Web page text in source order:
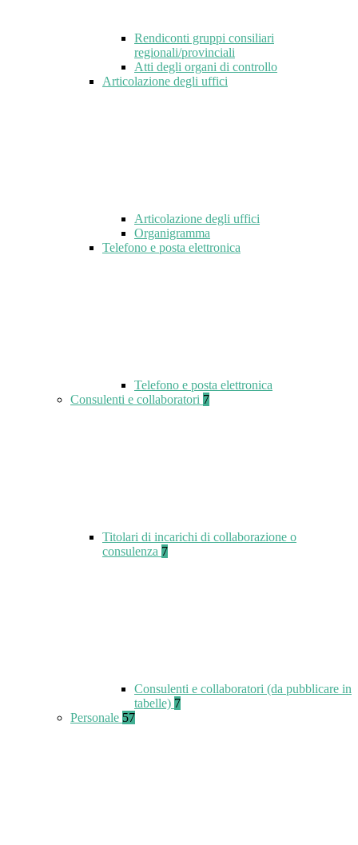
Rendiconti gruppi consiliari
regionali/provinciali
Atti degli organi di controllo
Articolazione degli uffici
Articolazione degli uffici
Organigramma
Telefono e posta elettronica
Telefono e posta elettronica
Consulenti e collaboratori 7
Titolari di incarichi di collaborazione o
consulenza 7
Consulenti e collaboratori (da pubblicare in
tabelle) 7
Personale 57